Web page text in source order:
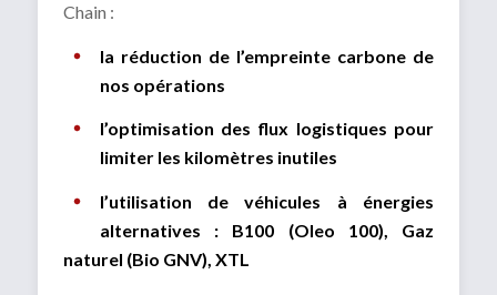
Chain :
la réduction de l’empreinte carbone de
nos opérations
l’optimisation des flux logistiques pour
limiter les kilomètres inutiles
l’utilisation de véhicules à énergies
alternatives : B100 (Oleo 100), Gaz
naturel (Bio GNV), XTL